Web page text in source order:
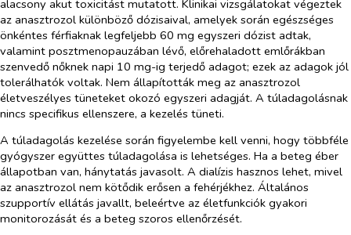
alacsony akut toxicitást mutatott. Klinikai vizsgálatokat végeztek
az anasztrozol különböző dózisaival, amelyek során egészséges
önkéntes férfiaknak legfeljebb 60 mg egyszeri dózist adtak,
valamint posztmenopauzában lévő, előrehaladott emlőrákban
szenvedő nőknek napi 10 mg-ig terjedő adagot; ezek az adagok jól
tolerálhatók voltak. Nem állapították meg az anasztrozol
életveszélyes tüneteket okozó egyszeri adagját. A túladagolásnak
nincs specifikus ellenszere, a kezelés tüneti.
A túladagolás kezelése során figyelembe kell venni, hogy többféle
gyógyszer együttes túladagolása is lehetséges. Ha a beteg éber
állapotban van, hánytatás javasolt. A dialízis hasznos lehet, mivel
az anasztrozol nem kötődik erősen a fehérjékhez. Általános
szupportív ellátás javallt, beleértve az életfunkciók gyakori
monitorozását és a beteg szoros ellenőrzését.